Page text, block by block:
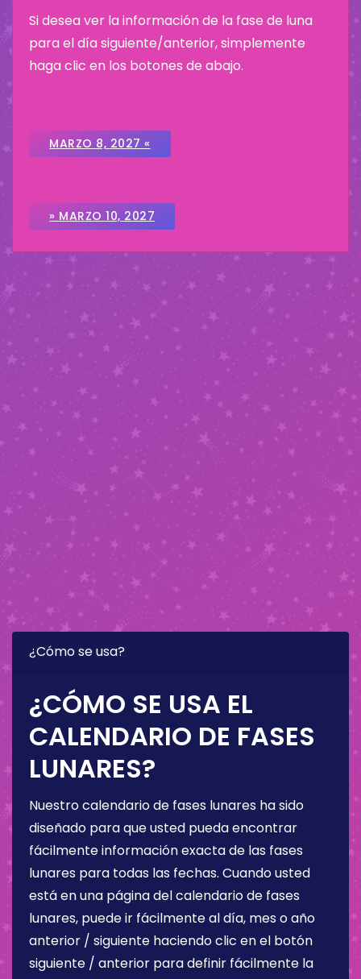
Si desea ver la información de la fase de luna
para el día siguiente/anterior, simplemente
haga clic en los botones de abajo.
MARZO 8, 2027 «
» MARZO 10, 2027
¿Cómo se usa?
¿CÓMO SE USA EL
CALENDARIO DE FASES
LUNARES?
Nuestro calendario de fases lunares ha sido
diseñado para que usted pueda encontrar
fácilmente información exacta de las fases
lunares para todas las fechas. Cuando usted
está en una página del calendario de fases
lunares, puede ir fácilmente al día, mes o año
anterior / siguiente haciendo clic en el botón
siguiente / anterior para definir fácilmente la